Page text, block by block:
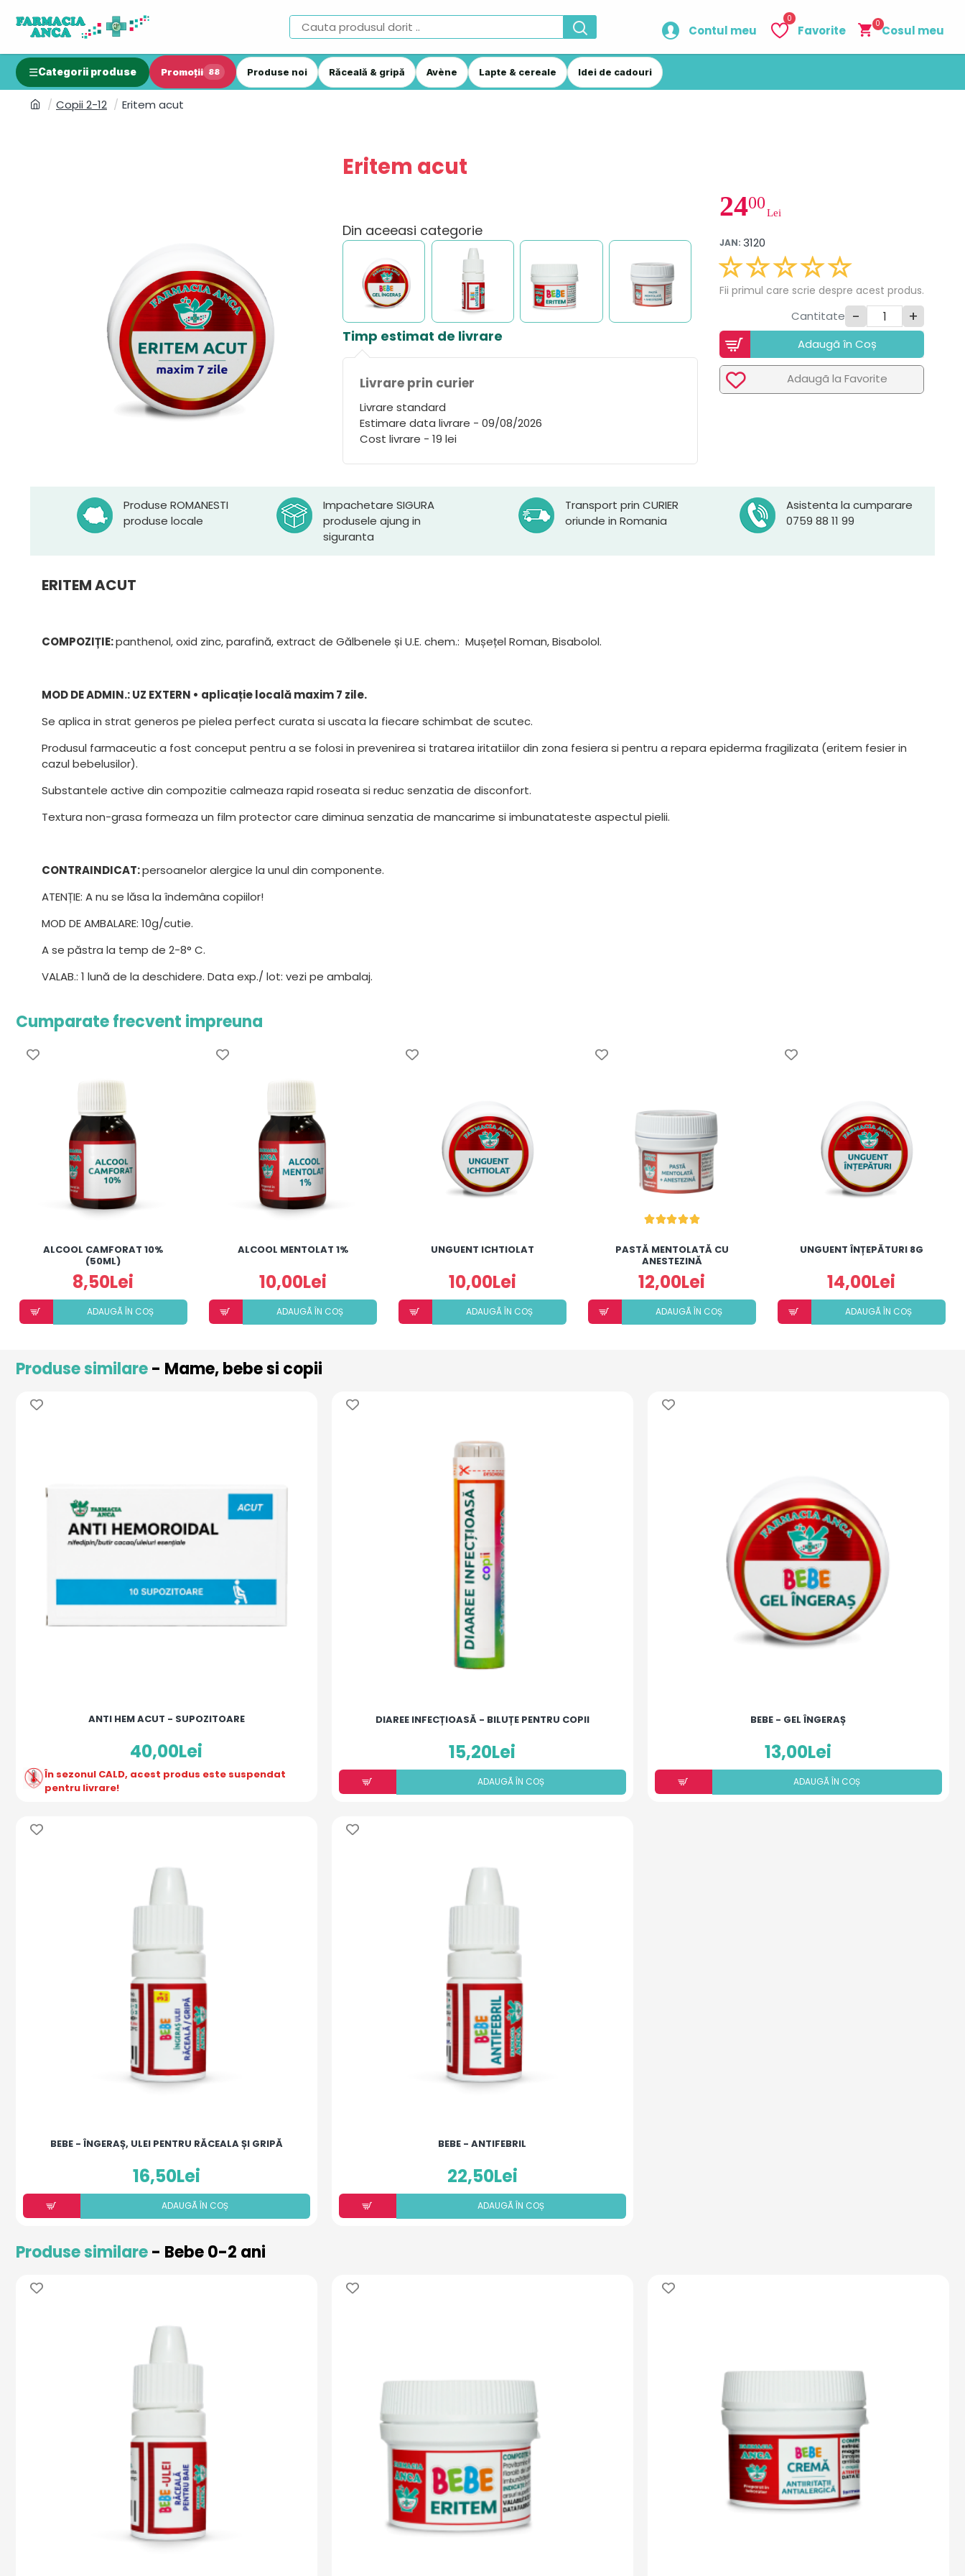
Contul meu Favorite
0
Cosul meu
0
Categorii produse Promoții 88 Produse noi Răceală & gripă Avène Lapte & cereale Idei de cadouri
Copii 2-12 Eritem acut
Eritem acut
Din aceeasi categorie
Timp estimat de livrare
Livrare prin curier
Livrare standard
Estimare data livrare - 09/08/2026
Cost livrare - 19 lei
2400
Lei
JAN: 3120
Fii primul care scrie despre acest produs.
Cantitate - +
Adaugã în Coș
Adaugã la Favorite
Produse ROMANESTI
produse locale
Impachetare SIGURA
produsele ajung in
siguranta
Transport prin CURIER
oriunde in Romania
Asistenta la cumparare
0759 88 11 99
ERITEM ACUT
COMPOZIȚIE:panthenol, oxid zinc, parafină, extract de Gălbenele și U.E. chem.: Mușețel Roman, Bisabolol.
MOD DE ADMIN.: UZ EXTERN • aplicație locală maxim 7 zile.
Se aplica in strat generos pe pielea perfect curata si uscata la fiecare schimbat de scutec.
Produsul farmaceutic a fost conceput pentru a se folosi in prevenirea si tratarea iritatiilor din zona fesiera si pentru a repara epiderma fragilizata (eritem fesier in
cazul bebelusilor).
Substantele active din compozitie calmeaza rapid roseata si reduc senzatia de disconfort.
Textura non-grasa formeaza un film protector care diminua senzatia de mancarime si imbunatateste aspectul pielii.
CONTRAINDICAT:persoanelor alergice la unul din componente.
ATENȚIE: A nu se lăsa la îndemâna copiilor!
MOD DE AMBALARE: 10g/cutie.
A se păstra la temp de 2-8° C.
VALAB.: 1 lună de la deschidere. Data exp./ lot: vezi pe ambalaj.
Cumparate frecvent impreuna
ALCOOL CAMFORAT 10%
(50ML)
8,50Lei
ADAUGÃ ÎN COȘ
ALCOOL MENTOLAT 1%
10,00Lei
ADAUGÃ ÎN COȘ
UNGUENT ICHTIOLAT
10,00Lei
ADAUGÃ ÎN COȘ
PASTĂ MENTOLATĂ CU
ANESTEZINĂ
12,00Lei
ADAUGÃ ÎN COȘ
UNGUENT ÎNȚEPĂTURI 8G
14,00Lei
ADAUGÃ ÎN COȘ
Produse similare- Mame, bebe si copii
ANTI HEM ACUT - SUPOZITOARE
40,00Lei
În sezonul CALD, acest produs este suspendat
pentru livrare!
DIAREE INFECȚIOASĂ - BILUȚE PENTRU COPII
15,20Lei
ADAUGÃ ÎN COȘ
BEBE - GEL ÎNGERAȘ
13,00Lei
ADAUGÃ ÎN COȘ
BEBE - ÎNGERAȘ, ULEI PENTRU RĂCEALA ȘI GRIPĂ
16,50Lei
ADAUGÃ ÎN COȘ
BEBE - ANTIFEBRIL
22,50Lei
ADAUGÃ ÎN COȘ
Produse similare- Bebe 0-2 ani